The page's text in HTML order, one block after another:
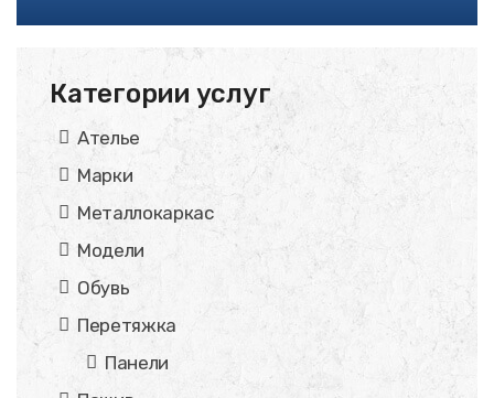
Категории услуг
Ателье
Марки
Металлокаркас
Модели
Обувь
Перетяжка
Панели